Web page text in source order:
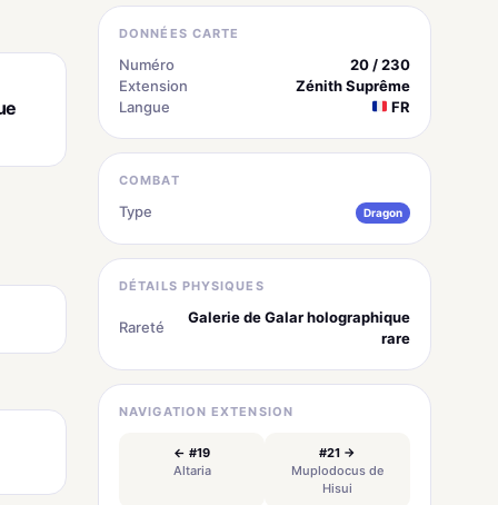
DONNÉES CARTE
Numéro
20 / 230
Extension
Zénith Suprême
Langue
FR
COMBAT
Type Dragon
DÉTAILS PHYSIQUES
Rareté
Galerie de Galar holographique
rare
NAVIGATION EXTENSION
← #19
Altaria
#21 →
Muplodocus de
Hisui